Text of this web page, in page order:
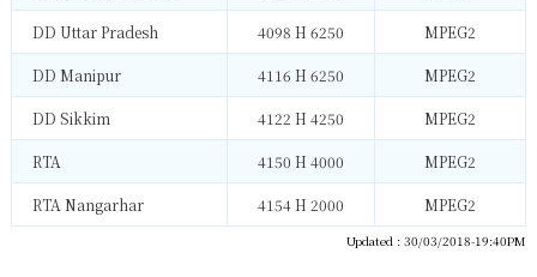
DD Uttar Pradesh 4098 H 6250 MPEG2
DD Manipur 4116 H 6250 MPEG2
DD Sikkim 4122 H 4250 MPEG2
RTA 4150 H 4000 MPEG2
RTA Nangarhar 4154 H 2000 MPEG2
Updated : 30/03/2018-19:40PM